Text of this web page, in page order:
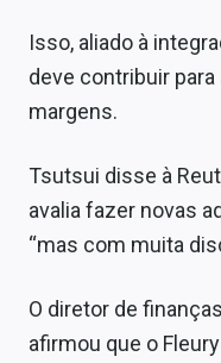
Isso, aliado à
deve contribuir
margens.
Tsutsui disse à
avalia fazer novas
“mas com muita
O diretor de
afirmou que o